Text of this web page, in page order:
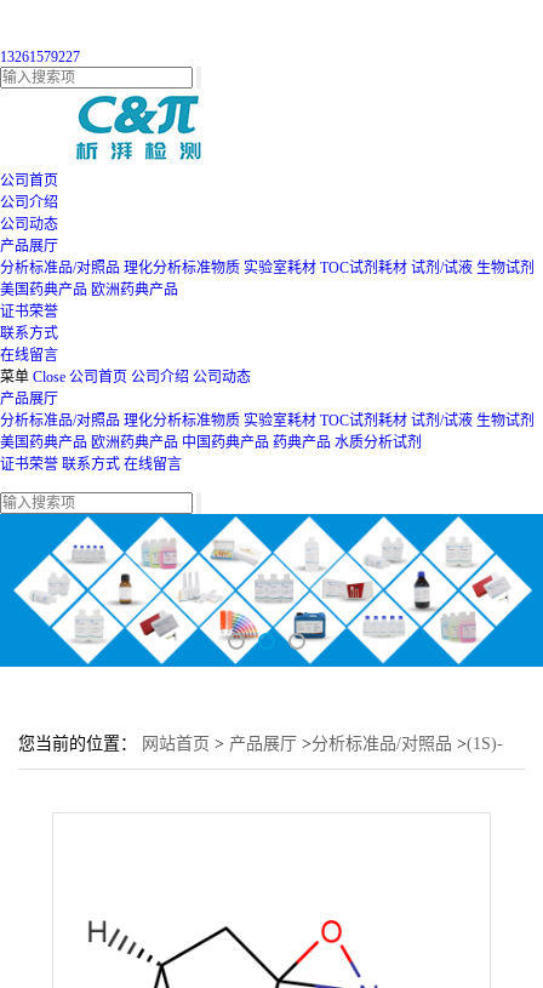
13261579227
公司首页
公司介绍
公司动态
产品展厅
分析标准品/对照品 理化分析标准物质 实验室耗材 TOC试剂耗材 试剂/试液 生物试剂
美国药典产品 欧洲药典产品
证书荣誉
联系方式
在线留言
菜单 Close 公司首页 公司介绍 公司动态
产品展厅
分析标准品/对照品 理化分析标准物质 实验室耗材 TOC试剂耗材 试剂/试液 生物试剂
美国药典产品 欧洲药典产品 中国药典产品 药典产品 水质分析试剂
证书荣誉 联系方式 在线留言
您当前的位置： 网站首页 > 产品展厅 >分析标准品/对照品 >(1S)-